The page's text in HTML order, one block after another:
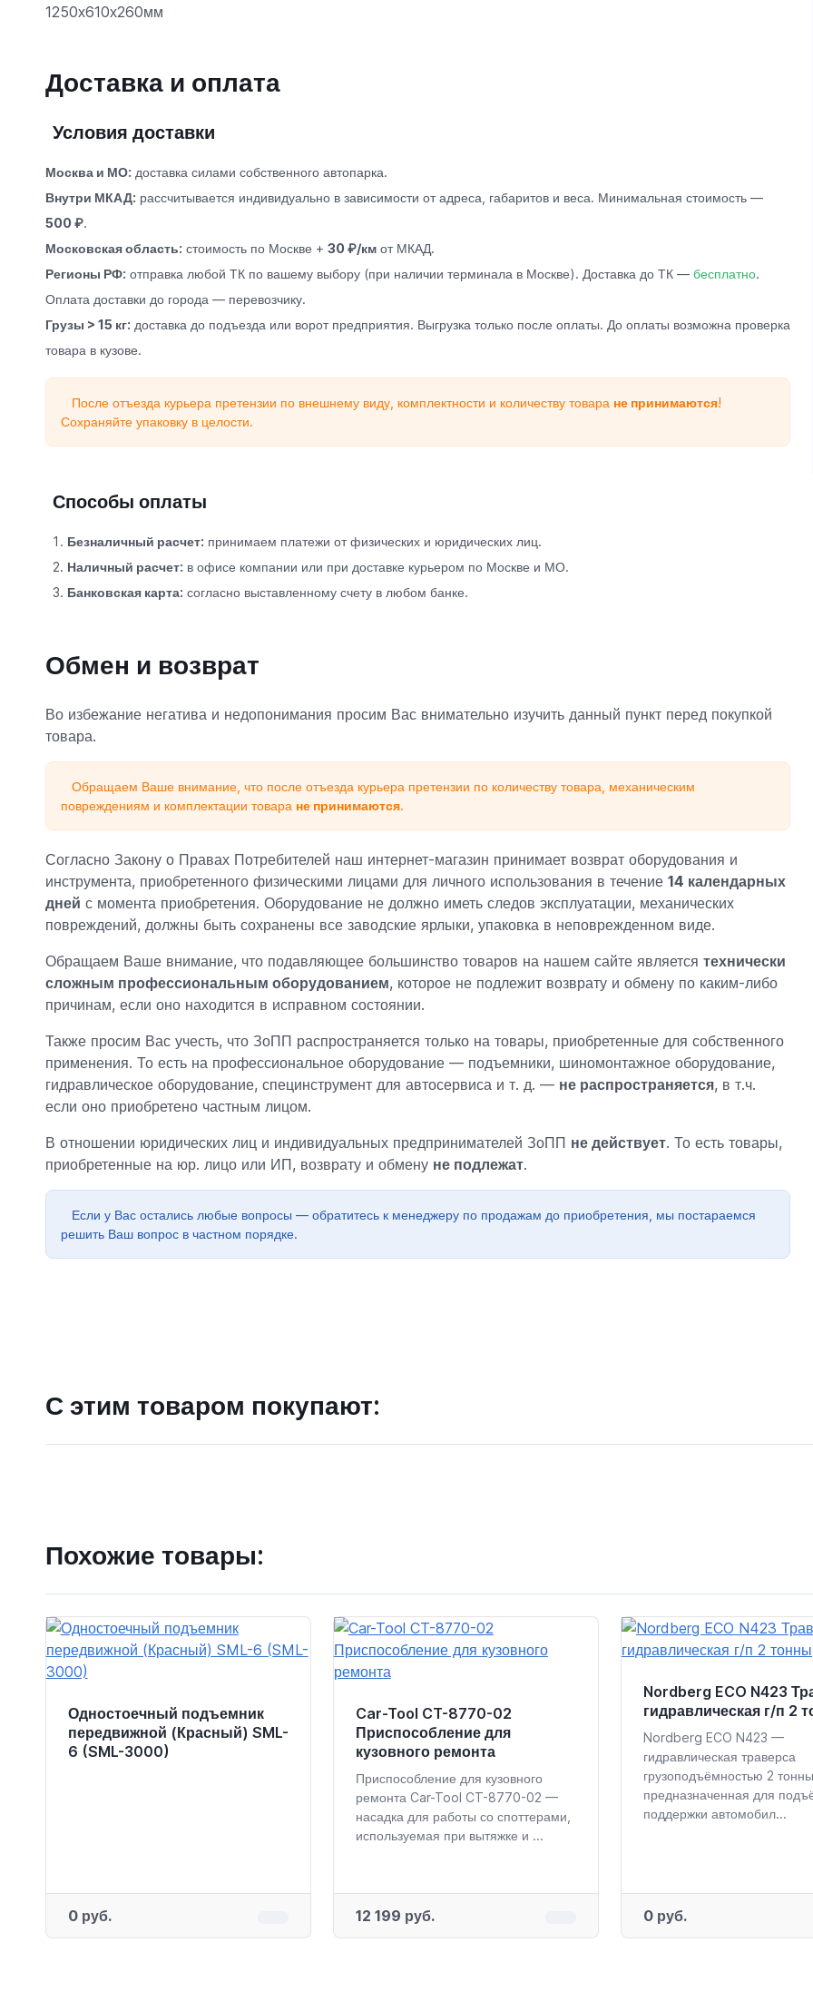
1250х610х260мм
Доставка и оплата
Условия доставки
Москва и МО: доставка силами собственного автопарка.
Внутри МКАД: рассчитывается индивидуально в зависимости от адреса, габаритов и веса. Минимальная стоимость —
500 ₽.
Московская область: стоимость по Москве + 30 ₽/кмот МКАД.
Регионы РФ: отправка любой ТК по вашему выбору (при наличии терминала в Москве). Доставка до ТК — бесплатно.
Оплата доставки до города — перевозчику.
Грузы > 15 кг: доставка до подъезда или ворот предприятия. Выгрузка только после оплаты. До оплаты возможна проверка
товара в кузове.
После отъезда курьера претензии по внешнему виду, комплектности и количеству товара не принимаются!
Сохраняйте упаковку в целости.
Способы оплаты
Безналичный расчет: принимаем платежи от физических и юридических лиц.
Наличный расчет: в офисе компании или при доставке курьером по Москве и МО.
Банковская карта: согласно выставленному счету в любом банке.
Обмен и возврат
Во избежание негатива и недопонимания просим Вас внимательно изучить данный пункт перед покупкой
товара.
Обращаем Ваше внимание, что после отъезда курьера претензии по количеству товара, механическим
повреждениям и комплектации товара не принимаются.
Согласно Закону о Правах Потребителей наш интернет-магазин принимает возврат оборудования и
инструмента, приобретенного физическими лицами для личного использования в течение 14 календарных
дней с момента приобретения. Оборудование не должно иметь следов эксплуатации, механических
повреждений, должны быть сохранены все заводские ярлыки, упаковка в неповрежденном виде.
Обращаем Ваше внимание, что подавляющее большинство товаров на нашем сайте является технически
сложным профессиональным оборудованием, которое не подлежит возврату и обмену по каким-либо
причинам, если оно находится в исправном состоянии.
Также просим Вас учесть, что ЗоПП распространяется только на товары, приобретенные для собственного
применения. То есть на профессиональное оборудование — подъемники, шиномонтажное оборудование,
гидравлическое оборудование, специнструмент для автосервиса и т. д. — не распространяется, в т.ч.
если оно приобретено частным лицом.
В отношении юридических лиц и индивидуальных предпринимателей ЗоПП не действует. То есть товары,
приобретенные на юр. лицо или ИП, возврату и обмену не подлежат.
Если у Вас остались любые вопросы — обратитесь к менеджеру по продажам до приобретения, мы постараемся
решить Ваш вопрос в частном порядке.
С этим товаром покупают:
Похожие товары:
Одностоечный подъемник
передвижной (Красный) SML-
6 (SML-3000)
0 руб.
Car-Tool CT-8770-02
Приспособление для
кузовного ремонта
Приспособление для кузовного
ремонта Car-Tool CT-8770-02 —
насадка для работы со споттерами,
используемая при вытяжке и ...
12 199 руб.
Nordberg ECO N423
гидравлическая г/п 2
Nordberg ECO N423 —
гидравлическая траверса
грузоподъёмностью 2 тонны,
предназначенная для
поддержки автомобил...
0 руб.